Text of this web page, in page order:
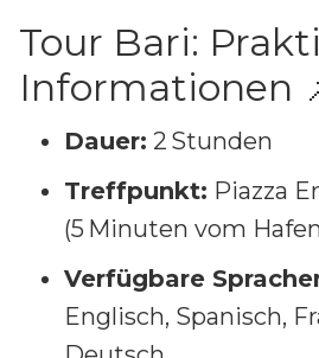
Tour Bari:
Informationen
Dauer: 2 Stunden
Treffpunkt: Piazza
(5 Minuten vom
Verfügbare
Englisch, Spanisch,